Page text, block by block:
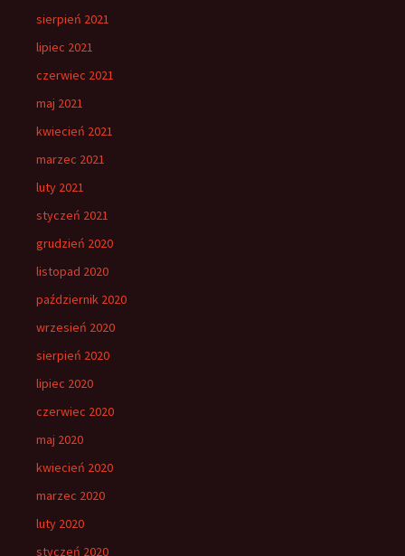
sierpień 2021
lipiec 2021
czerwiec 2021
maj 2021
kwiecień 2021
marzec 2021
luty 2021
styczeń 2021
grudzień 2020
listopad 2020
październik 2020
wrzesień 2020
sierpień 2020
lipiec 2020
czerwiec 2020
maj 2020
kwiecień 2020
marzec 2020
luty 2020
styczeń 2020